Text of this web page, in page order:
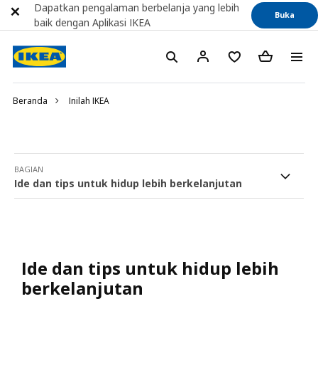
Beranda Inilah IKEA
BAGIAN
Ide dan tips untuk hidup lebih berkelanjutan
Ide dan tips untuk hidup lebih
berkelanjutan
Dapatkan pengalaman berbelanja yang lebih
baik dengan Aplikasi IKEA
Buka